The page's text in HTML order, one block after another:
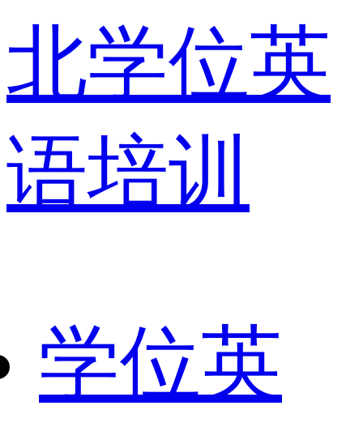
北学位英
语培训
学位英